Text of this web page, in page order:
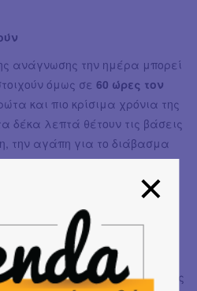
ανάγνωσης την ημέρα μπορεί
όμως σε 60 ώρες τον
και πιο κρίσιμα χρόνια της
δέκα λεπτά θέτουν τις βάσεις
την αγάπη για το διάβασμα
συναισθηματικών δεσμών με
κάποιος πρακτικά;
δράσεις στα σχολεία τους ή
αναγνώσεις, είτε των ίδιων
τα μεγαλύτερα παιδιά προς